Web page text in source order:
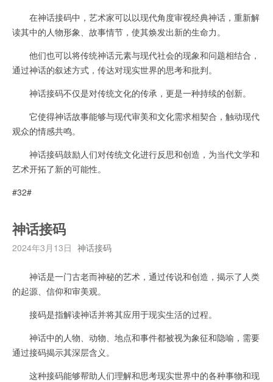
在神话接码中，艺术家可以以现代角度审视经典神话，重新解
读其中的人物形象、故事情节，使其焕发出新的生命力。
他们也可以将传统神话元素与现代社会的现象和问题相结合，
通过神话的叙述方式，传达对现实世界的思考和批判。
神话接码不仅是对传统文化的传承，更是一种持续的创新。
它使得神话故事能够与现代审美和文化需求相契合，触动现代
观众的情感共鸣。
神话接码鼓励人们对传统文化进行反思和创造，为当代文学和
艺术开拓了新的可能性。
#32#
神话接码
2024年3月13日 神话接码
神话是一门古老而神秘的艺术，通过传说和创造，揭示了人类
的起源、信仰和审美观。
接码是指解读神话并将其应用于现实生活的过程。
神话中的人物、动物、地点和事件都被视为象征和隐喻，需要
通过接码揭示其深层含义。
这种接码能够帮助人们理解和思考现实世界中的各种事物和现